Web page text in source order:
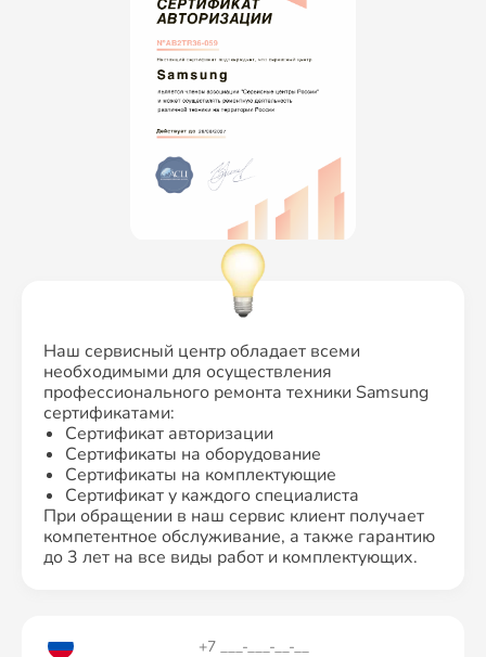
Наш сервисный центр обладает всеми
необходимыми для осуществления
профессионального ремонта техники Samsung
сертификатами:
Сертификат авторизации
Сертификаты на оборудование
Сертификаты на комплектующие
Сертификат у каждого специалиста
При обращении в наш сервис клиент получает
компетентное обслуживание, а также гарантию
до 3 лет на все виды работ и комплектующих.